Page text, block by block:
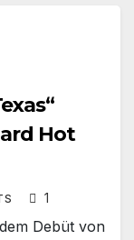
Hot
1
Debüt von